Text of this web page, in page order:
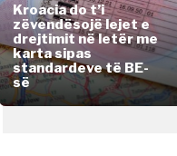
Kroacia do t’i
zëvendësojë lejet e
drejtimit në letër me
karta sipas
standardeve të BE-
së